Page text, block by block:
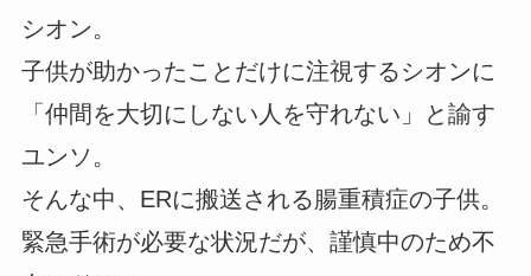
シオン。
子供が助かったことだけに注視するシオンに
「仲間を大切にしない人を守れない」と諭す
ユンソ。
そんな中、ERに搬送される腸重積症の子供。
緊急手術が必要な状況だが、謹慎中のため不